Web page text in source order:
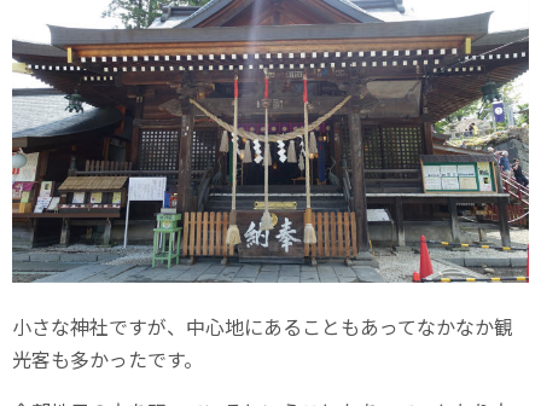
小さな神社ですが、中心地にあることもあってなかなか観
光客も多かったです。